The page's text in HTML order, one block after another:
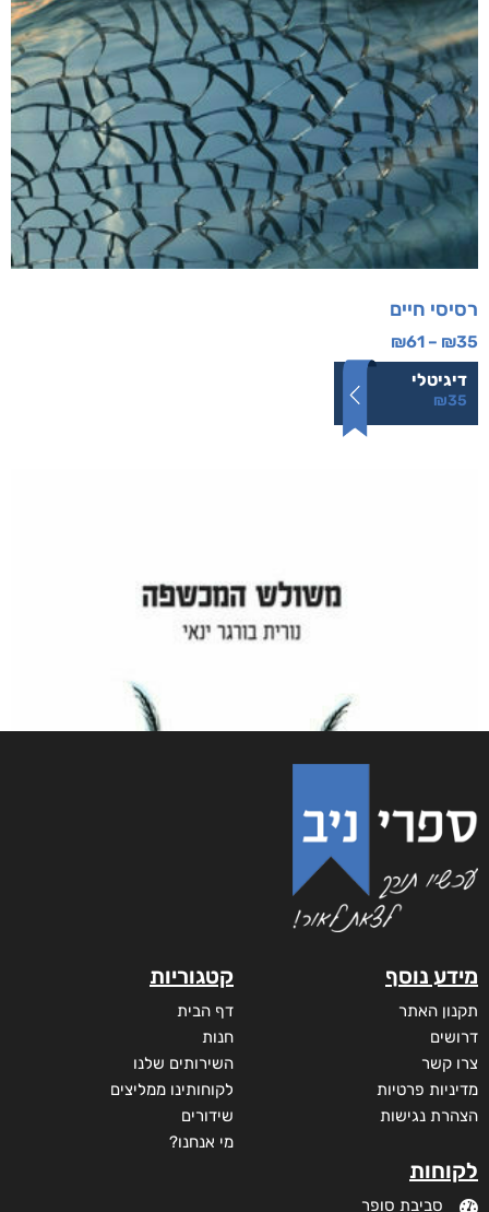
רסיסי חיים
₪35
–
₪61
דיגיטלי
₪35
מידע נוסף
תקנון האתר
דרושים
צרו קשר
מדיניות פרטיות
הצהרת נגישות
לקוחות
סביבת סופר
קטגוריות
דף הבית
חנות
השירותים שלנו
לקוחותינו ממליצים
שידורים
מי אנחנו?